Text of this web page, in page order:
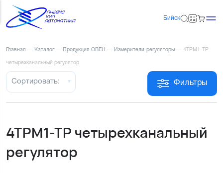
Бийск
Главная — Каталог — Продукция ОВЕН — Измерители-регуляторы — 4ТРМ1-ТР
четырехканальный регулятор
Фильтры
Сортировать:
4ТРМ1-ТР четырехканальный
регулятор